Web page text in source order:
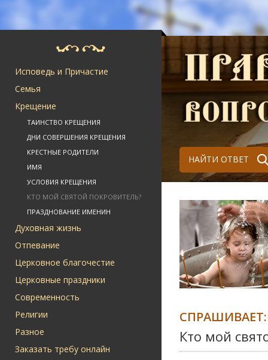
Исповедь и Причастие
Семья
Крещение
ТАИНСТВО КРЕЩЕНИЯ
ДНИ СОВЕРШЕНИЯ КРЕЩЕНИЯ
КРЕСТНЫЕ РОДИТЕЛИ
ИМЯ
УСЛОВИЯ КРЕЩЕНИЯ
КТО МОЙ СВЯТОЙ ПОКРОВИТЕЛЬ?
ПРАЗДНОВАНИЕ ИМЕНИН
Духовная жизнь
Отпевание
Церковное благочестие
Церковные праздники
Современность
Религии
Разное
Заказать требу онлайн
НАЙТИ ОТВЕТ
СПРАШИВАЕТ:
Кто мой